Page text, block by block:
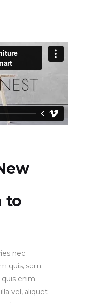
to
nec,
quis, sem.
enim.
vel, aliquet